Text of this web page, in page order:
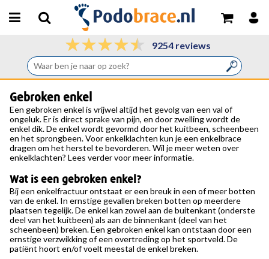
9254 reviews
Gebroken enkel
Eengebroken enkel is vrijwel altijd het gevolg van een val of
ongeluk. Er is direct sprake van pijn, en door zwelling wordt de
enkel dik. De enkel wordt gevormd door het kuitbeen, scheenbeen
en het sprongbeen. Voor enkelklachten kun je een enkelbrace
dragen om het herstel te bevorderen. Wil je meer weten over
enkelklachten? Lees verder voor meer informatie.
Wat is een gebroken enkel?
Bij een enkelfractuur ontstaat er een breuk in een of meer botten
van de enkel. In ernstige gevallen breken botten op meerdere
plaatsen tegelijk. De enkel kan zowel aan de buitenkant (onderste
deel van het kuitbeen) als aan de binnenkant (deel van het
scheenbeen) breken. Een gebroken enkel kan ontstaan door een
ernstige verzwikking of een overtreding op het sportveld. De
patiënt hoort en/of voelt meestal de enkel breken.